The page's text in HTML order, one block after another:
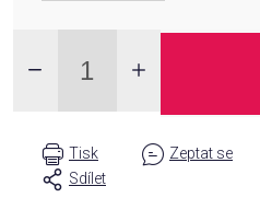
Tisk Zeptat se
Sdílet